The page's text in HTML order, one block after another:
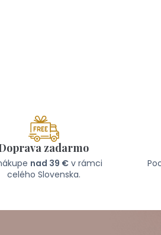
zadarmo
nad 39 € v rámci
celého Slovenska.